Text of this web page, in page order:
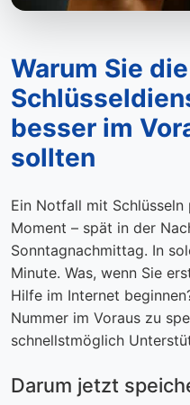
Warum Sie
besser im
sollten
Ein Notfall mit
Moment – spät in der
Sonntagnachmittag. In
Minute. Was, wenn Sie
Hilfe im Internet
Nummer im Voraus zu
schnellstmöglich
Darum jetzt